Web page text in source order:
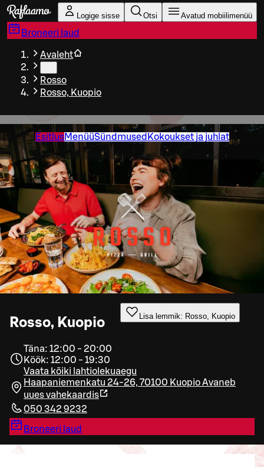
Liigu peamise sisu juurde
Logige sisse Otsi Avatud mobiilimenüü
Broneeri laud
Avaleht
Rosso
Rosso, Kuopio
EsitlusMenüüSündmused Kokoukset ja juhlat
Rosso, Kuopio Lisa lemmik: Rosso, Kuopio
Täna: 12:00 - 20:00
Köök: 12:00 - 19:30
Vaata kõiki lahtiolekuaegu
Haapaniemenkatu 24-26, 70100 KuopioAvaneb
uues vahekaardis
050 342 9232
Broneeri laud